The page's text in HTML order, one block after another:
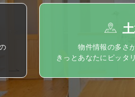
物件情報の多さ
きっとあなたにピッタ